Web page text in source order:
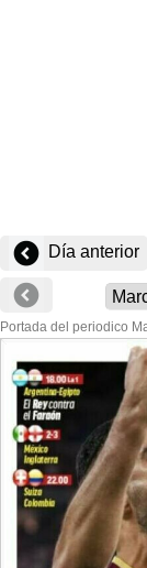
Día anterior
Portada del periodico